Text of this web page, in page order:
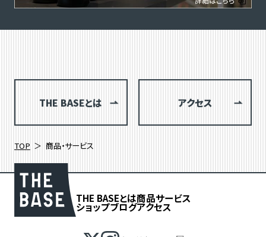
THE BASEとは アクセス
TOP 商品・サービス
THE BASEとは商品サービス
ショップブログアクセス